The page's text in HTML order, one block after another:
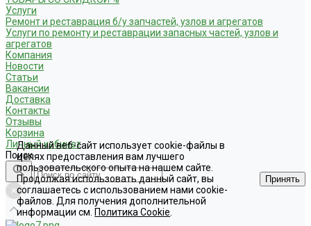
Услуги
Ремонт и реставрация б/у запчастей, узлов и агрегатов
Услуги по ремонту и реставрации запасных частей, узлов и
агрегатов
Компания
Новости
Статьи
Вакансии
Доставка
Контакты
Отзывы
Корзина
Личный кабинет
Поиск
Данный веб-сайт использует cookie-файлы в
целях предоставления вам лучшего
пользовательского опыта на нашем сайте.
Продолжая использовать данный сайт, вы
соглашаетесь с использованием нами cookie-
файлов. Для получения дополнительной
информации см. Политика Cookie
Принять